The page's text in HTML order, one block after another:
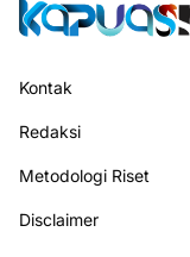
Kontak
Redaksi
Metodologi Riset
Disclaimer